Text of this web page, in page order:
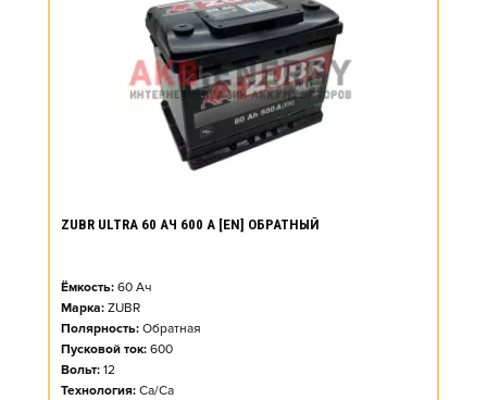
ZUBR ULTRA 60 АЧ 600 А [EN] ОБРАТНЫЙ
Ёмкость: 60 Ач
Марка: ZUBR
Полярность: Обратная
Пусковой ток: 600
Вольт: 12
Технология: Ca/Ca